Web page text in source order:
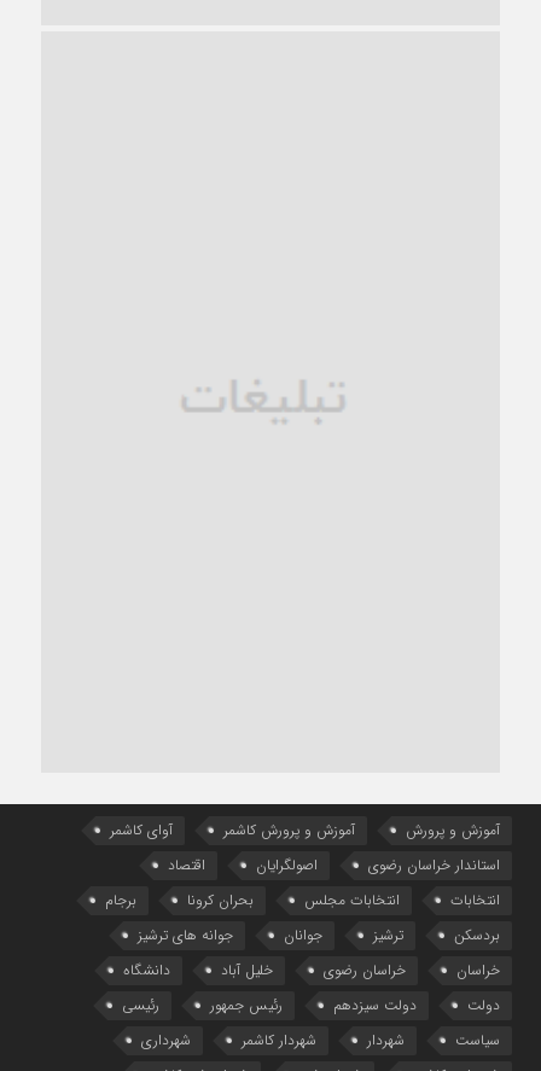
آموزش و پرورش آموزش و پرورش کاشمر
آوای کاشمر
استاندار خراسان رضوی
اصولگرایان
اقتصاد
انتخابات
انتخابات مجلس بحران کرونا
برجام
بردسکن
ترشیز جوانان
جوانه های ترشیز
خراسان
خراسان رضوی خلیل آباد
دانشگاه
دولت
دولت سیزدهم رئیس جمهور
رئیسی
سیاست
شهردار شهردار کاشمر
شهرداری